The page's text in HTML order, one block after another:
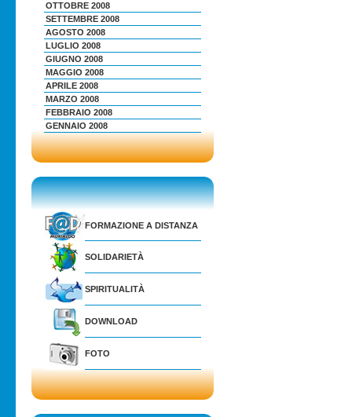
OTTOBRE 2008
SETTEMBRE 2008
AGOSTO 2008
LUGLIO 2008
GIUGNO 2008
MAGGIO 2008
APRILE 2008
MARZO 2008
FEBBRAIO 2008
GENNAIO 2008
FORMAZIONE A DISTANZA
SOLIDARIETÀ
SPIRITUALITÀ
DOWNLOAD
FOTO